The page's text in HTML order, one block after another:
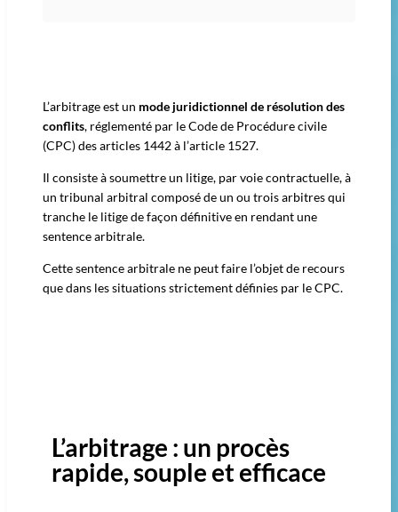
L’arbitrage est un mode juridictionnel de résolution des
conflits, réglementé par le Code de Procédure civile
(CPC) des articles 1442 à l’article 1527.
Il consiste à soumettre un litige, par voie contractuelle, à
un tribunal arbitral composé de un ou trois arbitres qui
tranche le litige de façon définitive en rendant une
sentence arbitrale.
Cette sentence arbitrale ne peut faire l’objet de recours
que dans les situations strictement définies par le CPC.
L’arbitrage : un procès
rapide, souple et efficace